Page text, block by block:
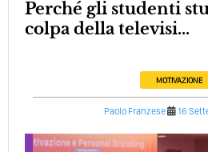
Perché gli studenti studiano meno:
colpa della televisi...
MOTIVAZIONE
Paolo Franzese 16